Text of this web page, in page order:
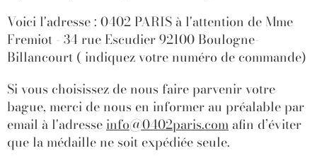
Voici l'adresse : 0402 PARIS à l'attention de Mme
Fremiot - 34 rue Escudier 92100 Boulogne-
Billancourt ( indiquez votre numéro de commande)
Si vous choisissez de nous faire parvenir votre
bague, merci de nous en informer au préalable par
email à l'adresse info@0402paris.com afin d’éviter
que la médaille ne soit expédiée seule.